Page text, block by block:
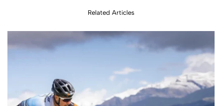
Related Articles